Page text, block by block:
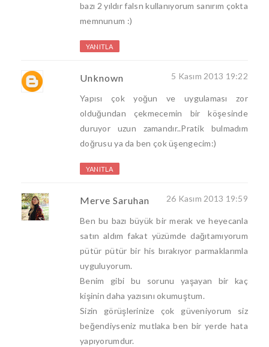
bazı 2 yıldır falsn kullanıyorum sanırım çokta
memnunum :)
YANITLA
Unknown 5 Kasım 2013 19:22
Yapısı çok yoğun ve uygulaması zor
olduğundan çekmecemin bir köşesinde
duruyor uzun zamandır..Pratik bulmadım
doğrusu ya da ben çok üşengecim:)
YANITLA
Merve Saruhan 26 Kasım 2013 19:59
Ben bu bazı büyük bir merak ve heyecanla
satın aldım fakat yüzümde dağıtamıyorum
pütür pütür bir his bırakıyor parmaklarımla
uyguluyorum.
Benim gibi bu sorunu yaşayan bir kaç
kişinin daha yazısını okumuştum.
Sizin görüşlerinize çok güveniyorum siz
beğendiyseniz mutlaka ben bir yerde hata
yapıyorumdur.